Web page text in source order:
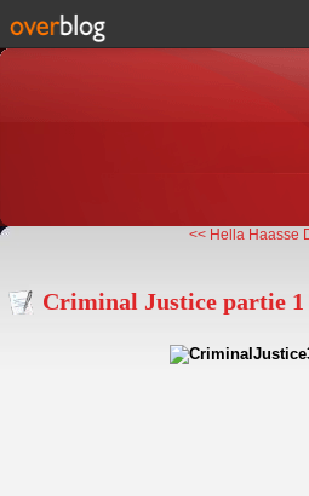
<< Hella Haasse
Criminal Justice partie